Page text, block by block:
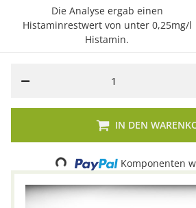
Die Analyse ergab einen
Histaminrestwert von unter 0,25mg/l
Histamin.
IN DEN
Loading... Komponenten